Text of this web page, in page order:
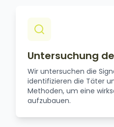
Untersuchung
Wir untersuchen die
identifizieren die Täter
Methoden, um eine
aufzubauen.